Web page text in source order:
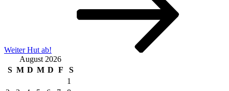
Weiter Hut ab!
August 2026
S M D M D F
S
1